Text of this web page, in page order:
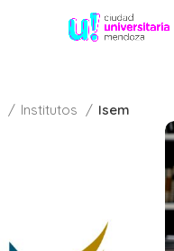
Institutos Isem